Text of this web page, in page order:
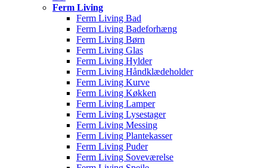
Ferm Living
Ferm Living Bad
Ferm Living Badeforhæng
Ferm Living Børn
Ferm Living Glas
Ferm Living Hylder
Ferm Living Håndklædeholder
Ferm Living Kurve
Ferm Living Køkken
Ferm Living Lamper
Ferm Living Lysestager
Ferm Living Messing
Ferm Living Plantekasser
Ferm Living Puder
Ferm Living Soveværelse